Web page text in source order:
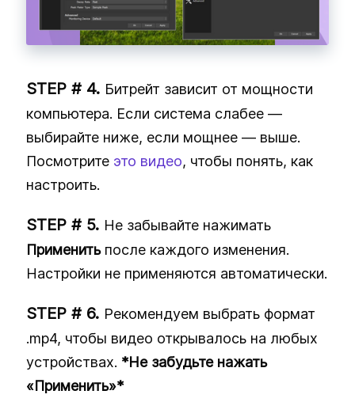
Битрейт зависит от мощности
компьютера. Если система слабее —
выбирайте ниже, если мощнее — выше.
Посмотрите это видео, чтобы понять, как
настроить.
Не забывайте нажимать
Применитьпосле каждого изменения.
Настройки не применяются автоматически.
Рекомендуем выбрать формат
.mp4, чтобы видео открывалось на любых
устройствах. *Не забудьте нажать
«Применить»*